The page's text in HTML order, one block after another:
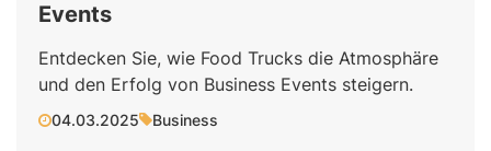
Events
Entdecken Sie, wie Food Trucks die Atmosphäre
und den Erfolg von Business Events steigern.
04.03.2025 Business